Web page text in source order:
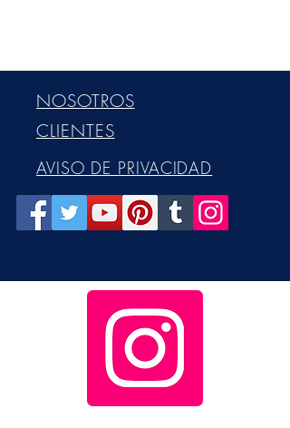
NOSOTROS
CLIENTES
AVISO DE PRIVACIDAD